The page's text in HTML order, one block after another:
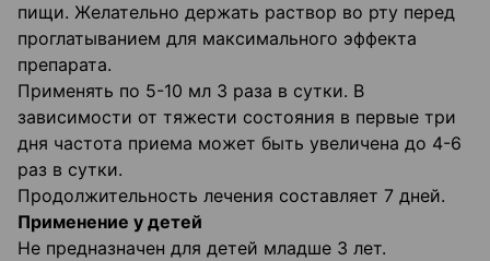
пищи. Желательно держать раствор во рту перед
проглатыванием для максимального эффекта
препарата.
Применять по 5-10 мл 3 раза в сутки. В
зависимости от тяжести состояния в первые три
дня частота приема может быть увеличена до 4-6
раз в сутки.
Продолжительность лечения составляет 7 дней.
Применение у детей
Не предназначен для детей младше 3 лет.